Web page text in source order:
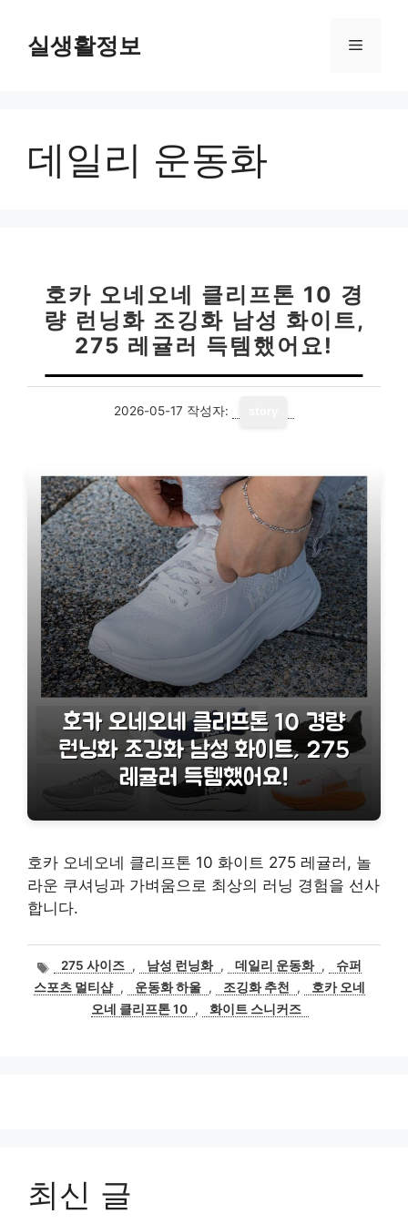
실생활정보 메
데일리 운동화
호카 오네오네 클리프톤 10 경
량 런닝화 조깅화 남성 화이트,
275 레귤러 득템했어요!
2026-05-17 작성자:
호카 오네오네 클리프톤 10 화이트 275 레귤러, 놀
라운 쿠셔닝과 가벼움으로 최상의 러닝 경험을 선사
합니다.
태
그
275 사이즈 , 남성 런닝화 , 데일리 운동화 ,
슈퍼
스포츠 멀티샵 , 운동화 하울 , 조깅화 추천 ,
호카 오네
오네 클리프톤 10 , 화이트 스니커즈
최신 글